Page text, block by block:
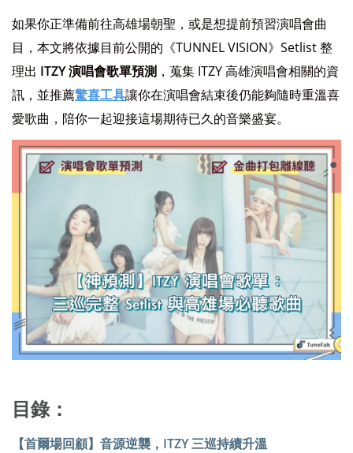
如果你正準備前往高雄場朝聖，或是想提前預習演唱會曲
目，本文將依據目前公開的《TUNNEL VISION》Setlist 整
理出 ITZY 演唱會歌單預測 ，蒐集 ITZY 高雄演唱會相關的資
訊，並推薦驚喜工具讓你在演唱會結束後仍能夠隨時重溫喜
愛歌曲，陪你一起迎接這場期待已久的音樂盛宴。
目錄：
【首爾場回顧】音源逆襲，ITZY 三巡持續升溫